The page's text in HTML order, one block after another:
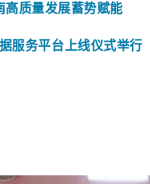
高质量发展蓄势赋能
服务平台上线仪式举行